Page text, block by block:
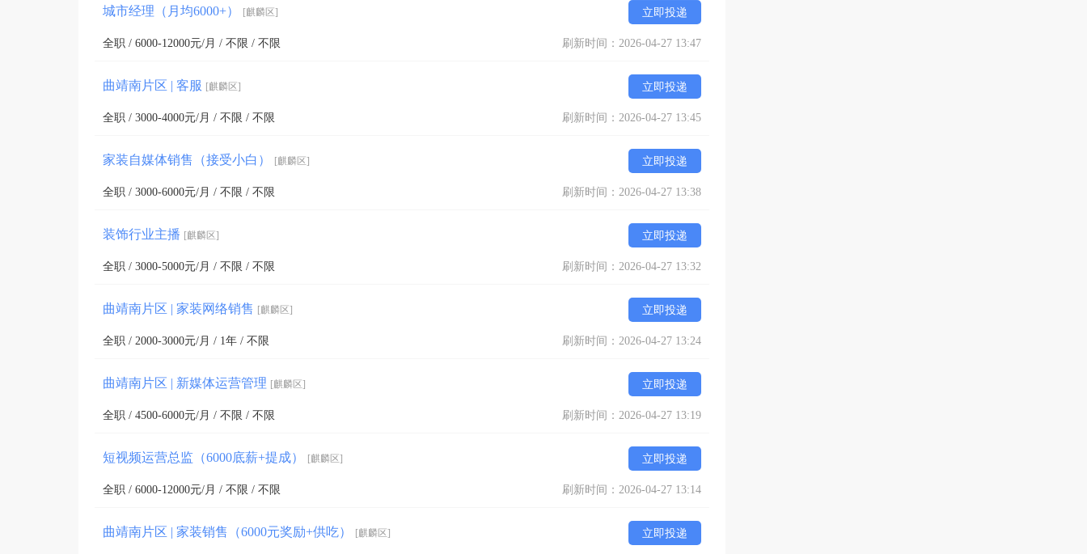
城市经理（月均6000+） [麒麟区] 立即投递
全职 / 6000-12000元/月 / 不限 / 不限 刷新时间：2026-04-27 13:47
曲靖南片区 | 客服 [麒麟区] 立即投递
全职 / 3000-4000元/月 / 不限 / 不限 刷新时间：2026-04-27 13:45
家装自媒体销售（接受小白） [麒麟区] 立即投递
全职 / 3000-6000元/月 / 不限 / 不限 刷新时间：2026-04-27 13:38
装饰行业主播 [麒麟区] 立即投递
全职 / 3000-5000元/月 / 不限 / 不限 刷新时间：2026-04-27 13:32
曲靖南片区 | 家装网络销售 [麒麟区] 立即投递
全职 / 2000-3000元/月 / 1年 / 不限 刷新时间：2026-04-27 13:24
曲靖南片区 | 新媒体运营管理 [麒麟区] 立即投递
全职 / 4500-6000元/月 / 不限 / 不限 刷新时间：2026-04-27 13:19
短视频运营总监（6000底薪+提成） [麒麟区] 立即投递
全职 / 6000-12000元/月 / 不限 / 不限 刷新时间：2026-04-27 13:14
曲靖南片区 | 家装销售（6000元奖励+供吃） [麒麟区] 立即投递